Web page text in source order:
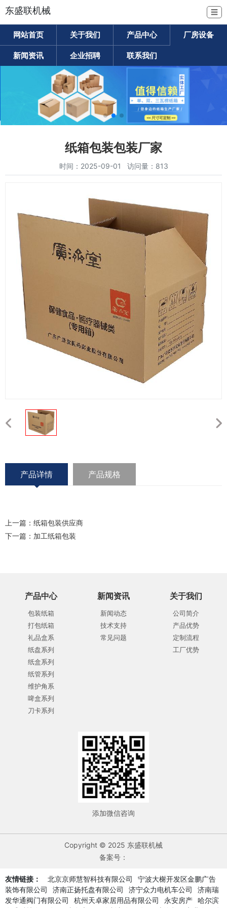
东盛联机械 ☰
网站首页 关于我们 产品中心 厂房设备
新闻资讯 企业招聘 联系我们
纸箱包装包装厂家
时间：2025-09-01 访问量：813
产品详情 产品规格
上一篇： 纸箱包装供应商
下一篇： 加工纸箱包装
产品中心
包装纸箱
打包纸箱
礼品盒系
纸盘系列
纸盒系列
纸管系列
维护角系
啤盒系列
刀卡系列
新闻资讯
新闻动态
技术支持
常见问题
关于我们
公司简介
产品优势
定制流程
工厂优势
添加微信咨询
Copyright © 2025 东盛联机械
备案号：
友情链接： 北京京师慧智科技有限公司
宁波大榭开发区金鹏广告
装饰有限公司
济南正扬托盘有限公司 济宁众力电机车公司
济南瑞
发华通阀门有限公司
杭州天卓家居用品有限公司 永安房产 哈尔滨